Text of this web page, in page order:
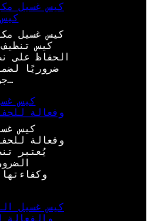
كيس غسيل
كيس غسيل
كيس
الحفاظ على
ضروريًا
جودة هواء صحية داخل ال…
كيس
وفعالة
كيس
وفعالة
يُعتبر
كيس غسيل
والفعالة